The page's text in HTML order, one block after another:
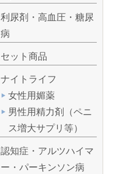
利尿剤・高血圧・糖尿
病
セット商品
ナイトライフ
女性用媚薬
男性用精力剤（ペニ
ス増大サプリ等）
認知症・アルツハイマ
ー・パーキンソン病